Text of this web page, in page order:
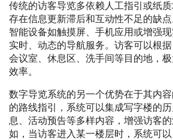
传统的访客导览多依赖人工指引或纸
存在信息更新滞后和互动性不足的缺
智能设备如触摸屏、手机应用或增强
实时、动态的导航服务。访客可以根
会议室、休息区、洗手间等目的地，
效率。
数字导览系统的另一个优势在于其内
的路线指引，系统可以集成写字楼的
息、活动预告等多样内容，增强访客
如，当访客进入某一楼层时，系统可